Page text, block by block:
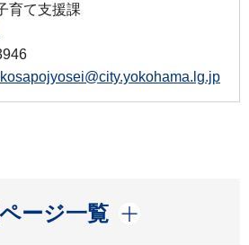
育て支援課
ージ一覧
開く